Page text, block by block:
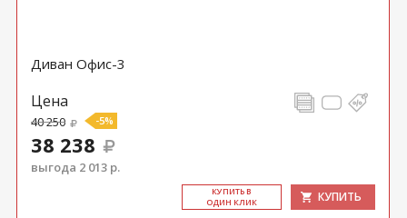
Диван Офис-3
Цена
40 250 -5%
38 238
выгода 2 013 р.
КУ­ПИТЬ В
ОДИН КЛИК
КУПИТЬ